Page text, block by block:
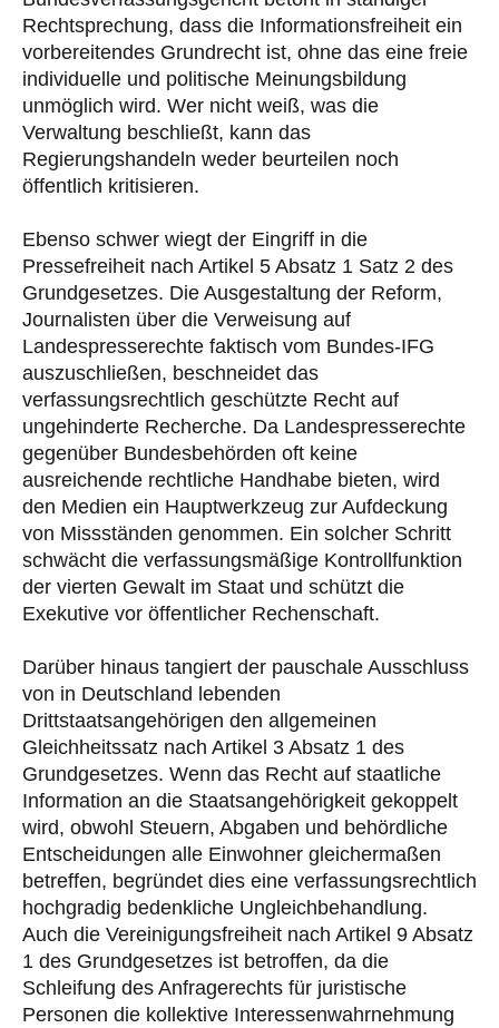
Rechtsprechung, dass die Informationsfreiheit ein
vorbereitendes Grundrecht ist, ohne das eine freie
individuelle und politische Meinungsbildung
unmöglich wird. Wer nicht weiß, was die
Verwaltung beschließt, kann das
Regierungshandeln weder beurteilen noch
öffentlich kritisieren.
Ebenso schwer wiegt der Eingriff in die
Pressefreiheit nach Artikel 5 Absatz 1 Satz 2 des
Grundgesetzes. Die Ausgestaltung der Reform,
Journalisten über die Verweisung auf
Landespresserechte faktisch vom Bundes-IFG
auszuschließen, beschneidet das
verfassungsrechtlich geschützte Recht auf
ungehinderte Recherche. Da Landespresserechte
gegenüber Bundesbehörden oft keine
ausreichende rechtliche Handhabe bieten, wird
den Medien ein Hauptwerkzeug zur Aufdeckung
von Missständen genommen. Ein solcher Schritt
schwächt die verfassungsmäßige Kontrollfunktion
der vierten Gewalt im Staat und schützt die
Exekutive vor öffentlicher Rechenschaft.
Darüber hinaus tangiert der pauschale Ausschluss
von in Deutschland lebenden
Drittstaatsangehörigen den allgemeinen
Gleichheitssatz nach Artikel 3 Absatz 1 des
Grundgesetzes. Wenn das Recht auf staatliche
Information an die Staatsangehörigkeit gekoppelt
wird, obwohl Steuern, Abgaben und behördliche
Entscheidungen alle Einwohner gleichermaßen
betreffen, begründet dies eine verfassungsrechtlich
hochgradig bedenkliche Ungleichbehandlung.
Auch die Vereinigungsfreiheit nach Artikel 9 Absatz
1 des Grundgesetzes ist betroffen, da die
Schleifung des Anfragerechts für juristische
Personen die kollektive Interessenwahrnehmung